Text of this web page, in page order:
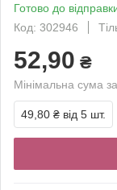
Готово до
Код: 302946
52,90 ₴
Мінімальна сума
49,80 ₴ від 5 шт.